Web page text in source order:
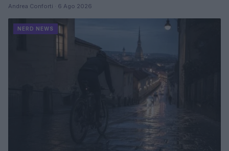
Andrea Conforti · 6 Ago 2026
NERD NEWS